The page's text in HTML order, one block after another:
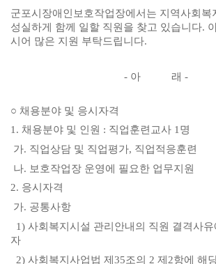
군포시장애인보호작업장에서는 지역사회복
성실하게 함께 일할 직원을 찾고 있습니다.
시어 많은 지원 부탁드립니다.
- 아 래 -
○ 채용분야 및 응시자격
1. 채용분야 및 인원 : 직업훈련교사 1 명
가. 직업상담 및 직업평가, 직업적응훈련
나. 보호작업장 운영에 필요한 업무지원
2. 응시자격
가. 공통사항
1) 사회복지시설 관리안내의 직원 결격사
자
2) 사회복지사업법 제35조의 2 제2항에 해